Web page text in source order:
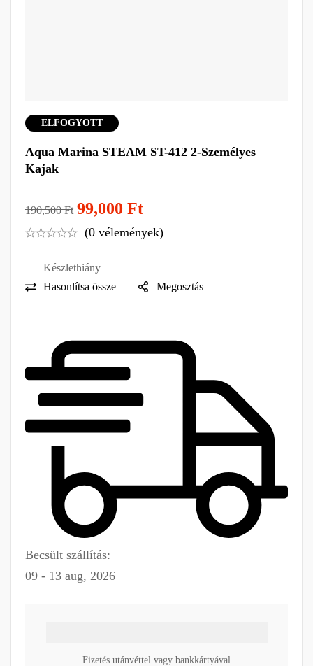
ELFOGYOTT
Aqua Marina STEAM ST-412 2-Személyes
Kajak
190,500Ft 99,000 Ft
(0 vélemények)
Készlethiány
Hasonlítsa össze
Megosztás
Becsült szállítás:
09 - 13 aug, 2026
Fizetés utánvéttel vagy bankkártyával